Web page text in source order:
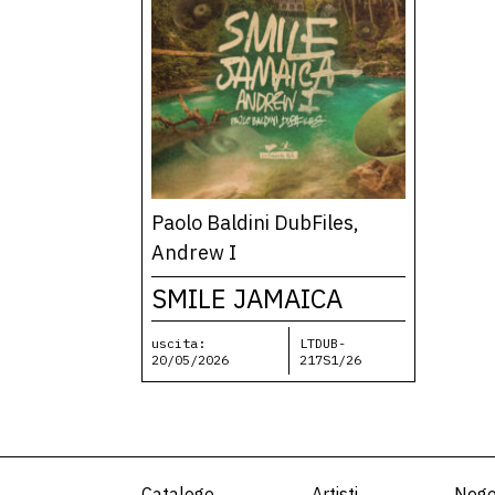
Paolo Baldini DubFiles,
Andrew I
SMILE JAMAICA
uscita:
20/05/2026
LTDUB-
217S1/26